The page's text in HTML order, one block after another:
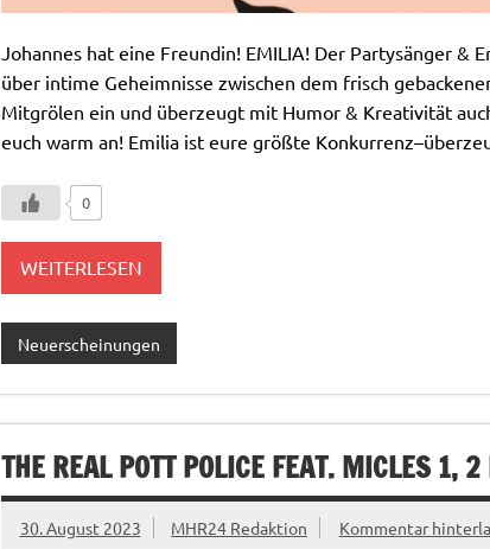
Johannes hat eine Freundin! EMILIA! Der Partysänger &
über intime Geheimnisse zwischen dem frisch
Mitgrölen ein und überzeugt mit Humor & Kreativität
euch warm an! Emilia ist eure größte
0
WEITERLESEN
Neuerscheinungen
THE REAL POTT POLICE FEAT. MICLES 1, 2
30. August 2023 MHR24 Redaktion Kommentar